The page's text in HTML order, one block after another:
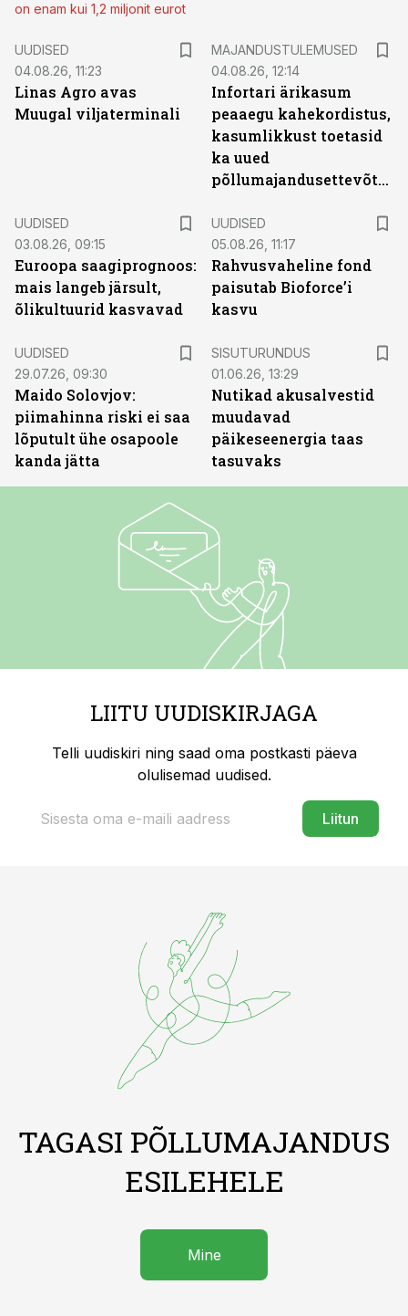
on enam kui 1,2 miljonit eurot
UUDISED
04.08.26, 11:23
Linas Agro avas
Muugal viljaterminali
MAJANDUSTULEMUSED
04.08.26, 12:14
Infortari ärikasum
peaaegu kahekordistus,
kasumlikkust toetasid
ka uued
põllumajandusettevõtted
UUDISED
03.08.26, 09:15
Euroopa saagiprognoos:
mais langeb järsult,
õlikultuurid kasvavad
UUDISED
05.08.26, 11:17
Rahvusvaheline fond
paisutab Bioforce’i
kasvu
UUDISED
29.07.26, 09:30
Maido Solovjov:
piimahinna riski ei saa
lõputult ühe osapoole
kanda jätta
SISUTURUNDUS
01.06.26, 13:29
Nutikad akusalvestid
muudavad
päikeseenergia taas
tasuvaks
LIITU UUDISKIRJAGA
Telli uudiskiri ning saad oma postkasti päeva
olulisemad uudised.
Liitun
TAGASI PÕLLUMAJANDUS
ESILEHELE
Mine